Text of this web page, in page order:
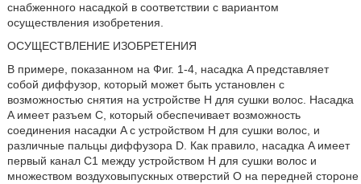
снабженного насадкой в соответствии с вариантом
осуществления изобретения.
ОСУЩЕСТВЛЕНИЕ ИЗОБРЕТЕНИЯ
В примере, показанном на Фиг. 1-4, насадка A представляет
собой диффузор, который может быть установлен с
возможностью снятия на устройстве Н для сушки волос. Насадка
A имеет разъем C, который обеспечивает возможность
соединения насадки A с устройством H для сушки волос, и
различные пальцы диффузора D. Как правило, насадка A имеет
первый канал C1 между устройством H для сушки волос и
множеством воздуховыпускных отверстий O на передней стороне